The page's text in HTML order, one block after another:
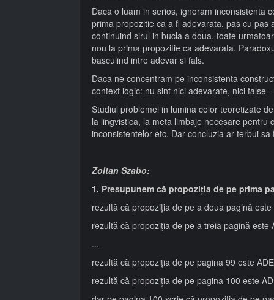
Daca o luam in serios, ignoram inconsistenta
prima propozitie ca a fi adevarata, pas cu
continuind sirul in bucla a doua, toate
nou la prima propozitie ca adevarata.
basculind intre adevar si fals.
Daca ne concentram pe inconsistenta
context logic: nu sint nici adevarate, nici false
Studiul problemei in lumina celor teoretizate
la lingvistica, la meta limbaje necesare
inconsistentelor etc. Dar concluzia ar terbui
Zoltan Szabo:
1, Presupunem că propoziția de pe prima
rezultă că propoziția de pe a doua pagină este
rezultă că propoziția de pe a treia pagină este
...
rezultă că propoziția de pe pagina 99 este
rezultă că propoziția de pe pagina 100 este